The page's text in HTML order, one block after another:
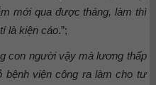
mới qua được tháng, làm thì
là kiện cáo.”;
con người vậy mà lương thấp
bệnh viện công ra làm cho tư